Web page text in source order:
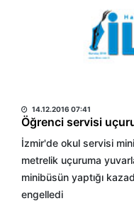
14.12.2016 07:41
Öğrenci servisi
İzmir'de okul servisi
metrelik uçuruma
minibüsün yaptığı
engelledi